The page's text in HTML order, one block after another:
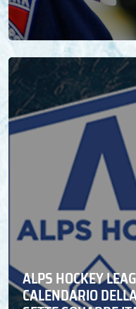
ALPS HOCKEY
CALENDARIO